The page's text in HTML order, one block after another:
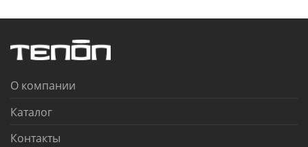
О компании
Каталог
Контакты